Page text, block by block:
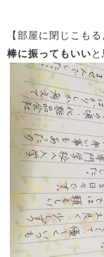
【部屋に閉じこも
棒に振ってもいい